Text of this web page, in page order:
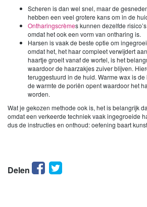
Scheren is dan wel snel, maar de
hebben een veel grotere kans om in de
Ontharingscrèmes kunnen dezelfde
omdat het ook een vorm van ontharing is.
Harsen is vaak de beste optie om
omdat het, het haar compleet verwijdert
haartje groeit vanaf de wortel, is het
waardoor de haarzakjes zuiver blijven.
teruggestuurd in de huid. Warme wax is
de warmte de poriën opent waardoor het
worden.
Wat je gekozen methode ook is, het is belangrijk
omdat een verkeerde techniek vaak ingegroeide
dus de instructies en onthoud: oefening baart
Delen Facebook
Twitter